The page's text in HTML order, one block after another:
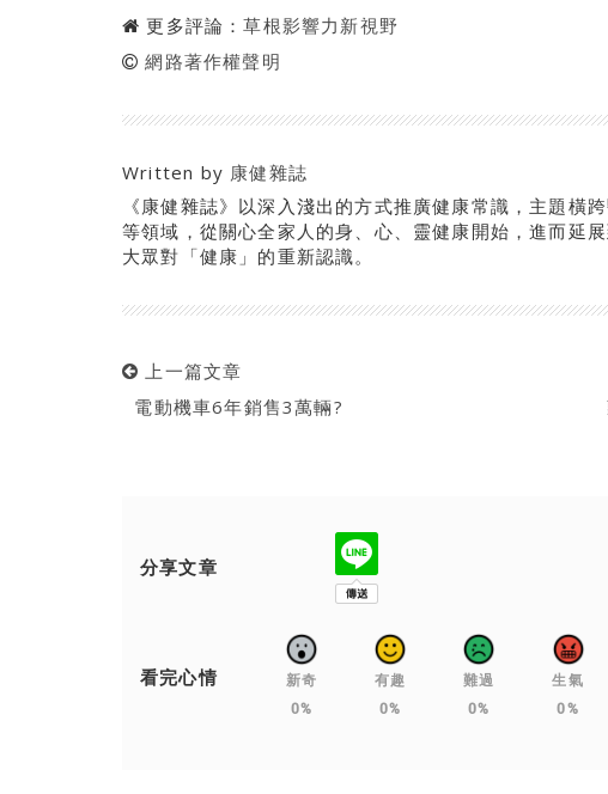
更多評論：草根影響力新視野
網路著作權聲明
Written by 康健雜誌
《康健雜誌》以深入淺出的方式推廣健康常識，主題橫
等領域，從關心全家人的身、心、靈健康開始，進而延
大眾對「健康」的重新認識。
上一篇文章
電動機車6年銷售3萬輛?
分享文章
看完心情
新奇
0%
有趣
0%
難過
0%
生氣
0%